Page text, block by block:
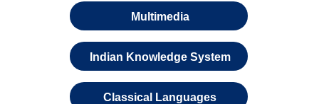
Multimedia
Indian Knowledge System
Classical Languages